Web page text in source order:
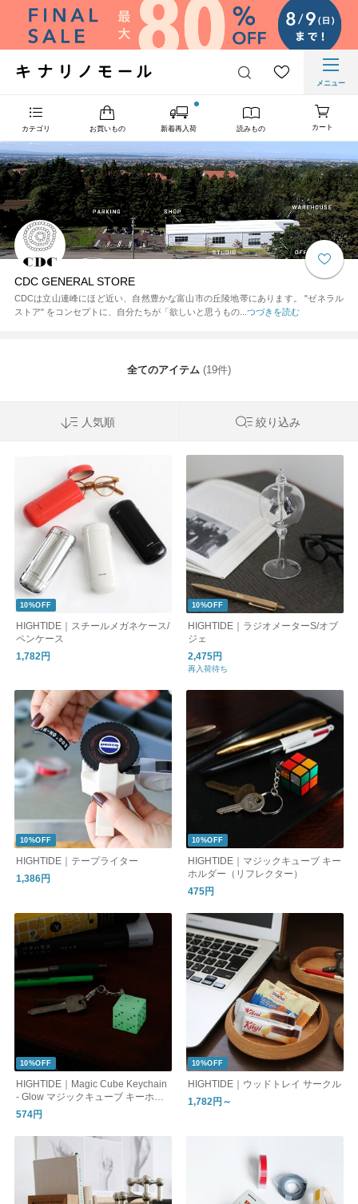
メニュー
カテゴリ お買いもの 新着再入荷 読みもの カート
CDC GENERAL STORE
CDCは立山連峰にほど近い、自然豊かな富山市の丘陵地帯にあります。 "ゼネラル
ストア" をコンセプトに、自分たちが「欲しいと思うもの... つづきを読む
全てのアイテム (19件)
人気順 絞り込み
10%OFF
HIGHTIDE｜スチールメガネケース/
ペンケース
1,782円
10%OFF
HIGHTIDE｜ラジオメーターS/オブ
ジェ
2,475円
再入荷待ち
10%OFF
HIGHTIDE｜テープライター
1,386円
10%OFF
HIGHTIDE｜マジックキューブ キー
ホルダー（リフレクター）
475円
10%OFF
HIGHTIDE｜Magic Cube Keychain
- Glow マジックキューブ キーホル
ダー（グロー）/蓄光 パズル
574円
10%OFF
HIGHTIDE｜ウッドトレイ サークル
1,782円～